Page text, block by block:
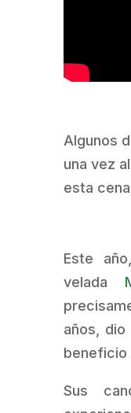
Algunos
una vez
esta
Este
velada
años,
beneficio
Sus